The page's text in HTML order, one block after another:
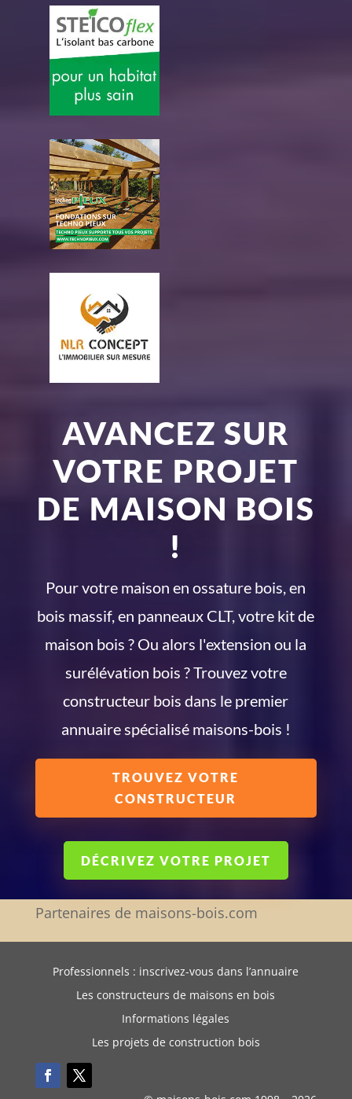
AVANCEZ SUR
VOTRE PROJET
DE MAISON BOIS
!
Pour votre maison en ossature bois, en
bois massif, en panneaux CLT, votre kit de
maison bois ? Ou alors l'extension ou la
surélévation bois ? Trouvez votre
constructeur bois dans le premier
annuaire spécialisé maisons-bois !
TROUVEZ VOTRE
CONSTRUCTEUR
DÉCRIVEZ VOTRE PROJET
Partenaires de maisons-bois.com
Professionnels : inscrivez-vous dans l’annuaire
Les constructeurs de maisons en bois
Informations légales
Les projets de construction bois